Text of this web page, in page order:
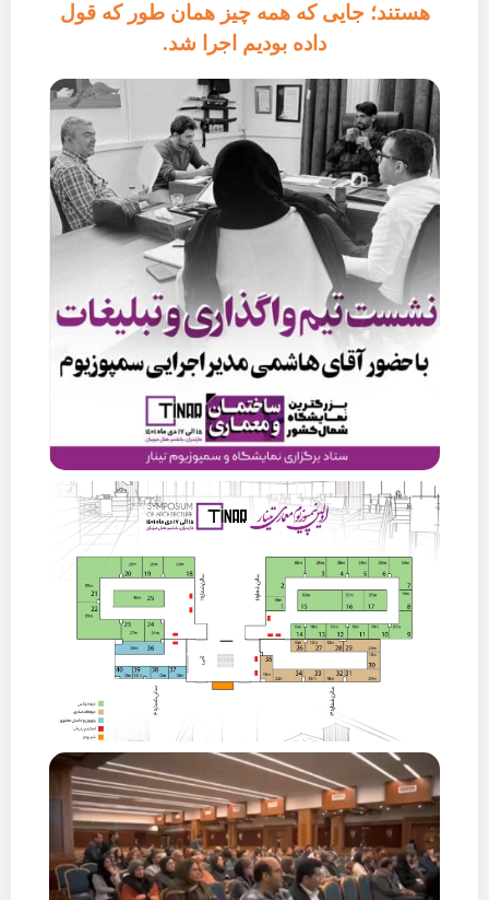
هستند؛ جایی که همه چیز همان طور که قول
داده بودیم اجرا شد.